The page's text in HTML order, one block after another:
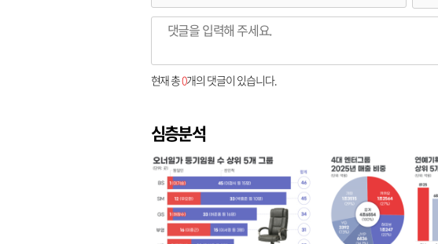
현재 총0개의 댓글이 있습니다.
심층분석